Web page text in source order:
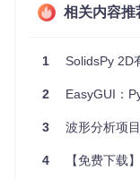
开发者通常从
三、项目的配
定制主要是通过代
件来控制其行为。
体或颜色等，开发
相关内容推
1 SolidsPy 2D
2 EasyGUI：
3 波形分析项
4 【免费下载】